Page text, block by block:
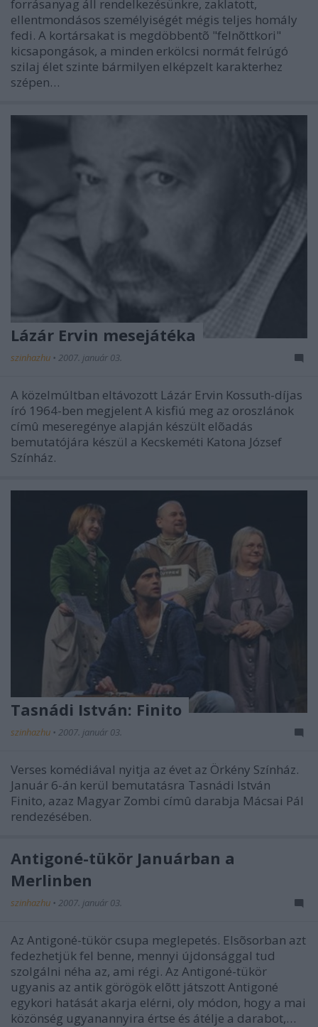
forrásanyag áll rendelkezésünkre, zaklatott,
ellentmondásos személyiségét mégis teljes homály
fedi. A kortársakat is megdöbbentõ "felnõttkori"
kicsapongások, a minden erkölcsi normát felrúgó
szilaj élet szinte bármilyen elképzelt karakterhez
szépen…
Lázár Ervin mesejátéka
szinhazhu • 2007. január 03.
A közelmúltban eltávozott Lázár Ervin Kossuth-díjas
író 1964-ben megjelent A kisfiú meg az oroszlánok
címû meseregénye alapján készült elõadás
bemutatójára készül a Kecskeméti Katona József
Színház.
Tasnádi István: Finito
szinhazhu • 2007. január 03.
Verses komédiával nyitja az évet az Örkény Színház.
Január 6-án kerül bemutatásra Tasnádi István
Finito, azaz Magyar Zombi címû darabja Mácsai Pál
rendezésében.
Antigoné-tükör Januárban a
Merlinben
szinhazhu • 2007. január 03.
Az Antigoné-tükör csupa meglepetés. Elsõsorban azt
fedezhetjük fel benne, mennyi újdonsággal tud
szolgálni néha az, ami régi. Az Antigoné-tükör
ugyanis az antik görögök elõtt játszott Antigoné
egykori hatását akarja elérni, oly módon, hogy a mai
közönség ugyanannyira értse és átélje a darabot,…